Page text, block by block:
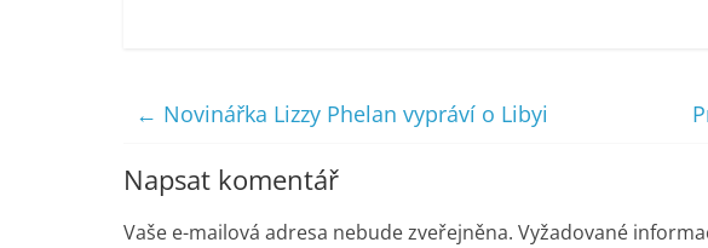
← Novinářka Lizzy Phelan vypráví o Libyi
Napsat komentář
Vaše e-mailová adresa nebude zveřejněna. Vyžadované